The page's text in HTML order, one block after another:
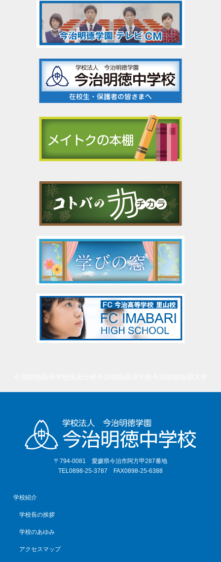
〒794-0081 愛媛県今治市阿方甲287番地
TEL0898-25-3787 FAX0898-25-6388
学校紹介
学校長の挨拶
学校のあゆみ
アクセスマップ